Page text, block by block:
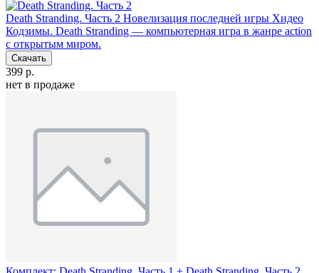
Death Stranding. Часть 2 Новелизация последней игры Хидео
Кодзимы. Death Stranding — компьютерная игра в жанре action
с открытым миром.
Скачать
399 р.
нет в продаже